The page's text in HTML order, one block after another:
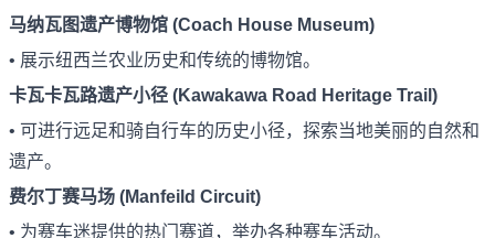
马纳瓦图遗产博物馆 (Coach House Museum)
• 展示纽西兰农业历史和传统的博物馆。
卡瓦卡瓦路遗产小径 (Kawakawa Road Heritage Trail)
• 可进行远足和骑自行车的历史小径，探索当地美丽的自然和
遗产。
费尔丁赛马场 (Manfeild Circuit)
• 为赛车迷提供的热门赛道，举办各种赛车活动。